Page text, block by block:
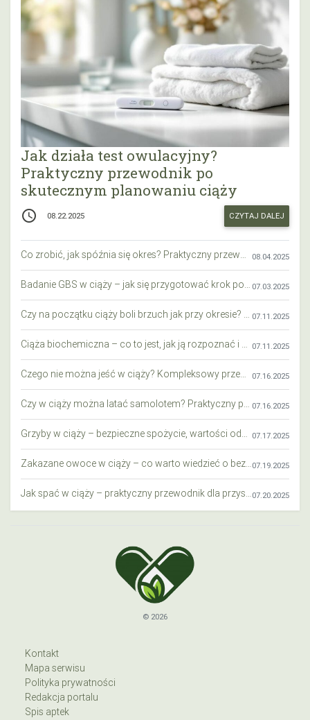
Jak działa test owulacyjny?
Praktyczny przewodnik po
skutecznym planowaniu ciąży
access_time 08.22.2025 CZYTAJ DALEJ
Co zrobić, jak spóźnia się okres? Praktyczny przewodnik krok po kroku 08.04.2025
Badanie GBS w ciąży – jak się przygotować krok po kroku? 07.03.2025
Czy na początku ciąży boli brzuch jak przy okresie? Wyjaśniamy objawy i różnice 07.11.2025
Ciąża biochemiczna – co to jest, jak ją rozpoznać i co warto wiedzieć? 07.11.2025
Czego nie można jeść w ciąży? Kompleksowy przewodnik dla przyszłych mam 07.16.2025
Czy w ciąży można latać samolotem? Praktyczny przewodnik dla przyszłych mam 07.16.2025
Grzyby w ciąży – bezpieczne spożycie, wartości odżywcze i zagrożenia 07.17.2025
Zakazane owoce w ciąży – co warto wiedzieć o bezpieczeństwie diety przyszłej mamy?07.19.2025
Jak spać w ciąży – praktyczny przewodnik dla przyszłych mam07.20.2025
© 2026
Kontakt
Mapa serwisu
Polityka prywatności
Redakcja portalu
Spis aptek